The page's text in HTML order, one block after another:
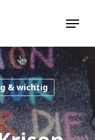
Menu
& wichtig